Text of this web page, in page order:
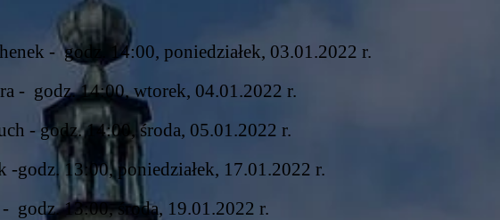
- godz. 14:00, poniedziałek, 03.01.2022 r.
- godz. 14:00, wtorek, 04.01.2022 r.
- godz. 14:00, środa, 05.01.2022 r.
-godz. 13:00, poniedziałek, 17.01.2022 r.
godz. 13:00, środa, 19.01.2022 r.